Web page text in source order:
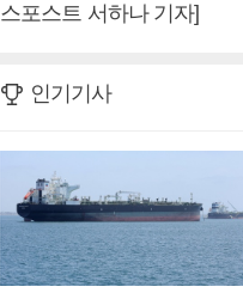
스포스트 서하나 기자]
인기기사